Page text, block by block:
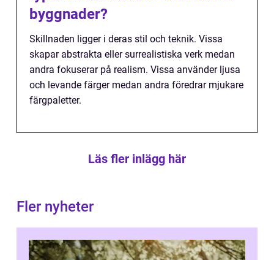
byggnader?
Skillnaden ligger i deras stil och teknik. Vissa
skapar abstrakta eller surrealistiska verk medan
andra fokuserar på realism. Vissa använder ljusa
och levande färger medan andra föredrar mjukare
färgpaletter.
Läs fler inlägg här
Fler nyheter